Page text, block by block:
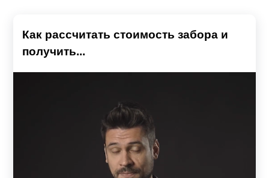
Как рассчитать стоимость забора и
получить...